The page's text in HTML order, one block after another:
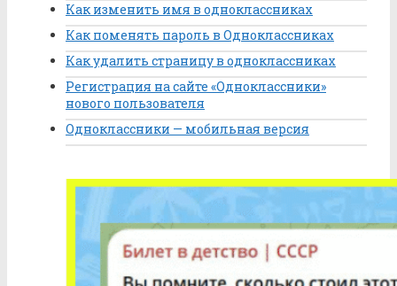
Как изменить имя в одноклассниках
Как поменять пароль в Одноклассниках
Как удалить страницу в одноклассниках
Регистрация на сайте «Одноклассники»
нового пользователя
Одноклассники — мобильная версия